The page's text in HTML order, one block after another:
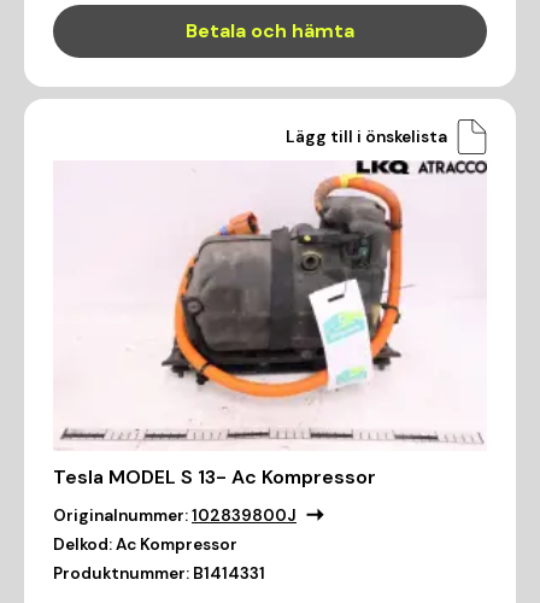
Betala och hämta
Lägg till i önskelista
Tesla MODEL S 13- Ac Kompressor
Originalnummer:102839800J
Delkod:Ac Kompressor
Produktnummer: B1414331